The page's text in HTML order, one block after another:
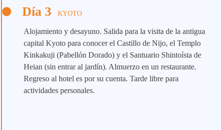
Día 3 KYOTO
Alojamiento y desayuno. Salida para la visita de la antigua
capital Kyoto para conocer el Castillo de Nijo, el Templo
Kinkakuji (Pabellón Dorado) y el Santuario Shintoísta de
Heian (sin entrar al jardín). Almuerzo en un restaurante.
Regreso al hotel es por su cuenta. Tarde libre para
actividades personales.